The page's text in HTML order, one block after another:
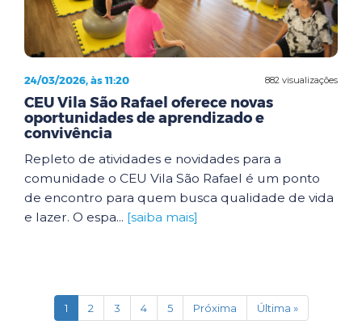
882 visualizações
24/03/2026, às 11:20
CEU Vila São Rafael oferece novas
oportunidades de aprendizado e
convivência
Repleto de atividades e novidades para a
comunidade o CEU Vila São Rafael é um ponto
de encontro para quem busca qualidade de vida
e lazer. O espa... [saiba mais]
1(current)
2 3 4 5 Próxima Última »